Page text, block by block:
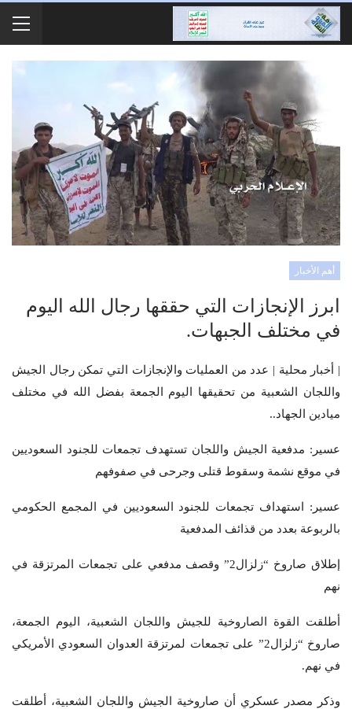
أهم الأخبار
ابرز الإنجازات التي حققها رجال الله اليوم
في مختلف الجبهات.
| أخبار محلية | عدد من العمليات والإنجازات التي تمكن رجال الجيش
واللجان الشعبية من تحقيقها اليوم الجمعة بفضل الله في مختلف
ميادين الجهاد..
عسير: مدفعية الجيش واللجان تستهدف تجمعات للجنود السعوديين
في موقع نشمة وسقوط قتلى وجرحى في صفوفهم
عسير: استهداف تجمعات للجنود السعوديين في المجمع الحكومي
بالربوعة بعدد من قذائف المدفعية
إطلاق صاروخ “زلزال2” وقصف مدفعي على تجمعات المرتزقة في
نهم
أطلقت القوة الصاروخية للجيش واللجان الشعبية، اليوم الجمعة،
صاروخ “زلزال2” على تجمعات لمرتزقة العدوان السعودي الأمريكي
في نهم.
وذكر مصدر عسكري أن صاروخية الجيش واللجان الشعبية، أطلقت